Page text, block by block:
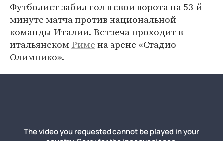
Футболист забил гол в свои ворота на 53-й
минуте матча против национальной
команды Италии. Встреча проходит в
итальянскомРимена арене «Стадио
Олимпико».